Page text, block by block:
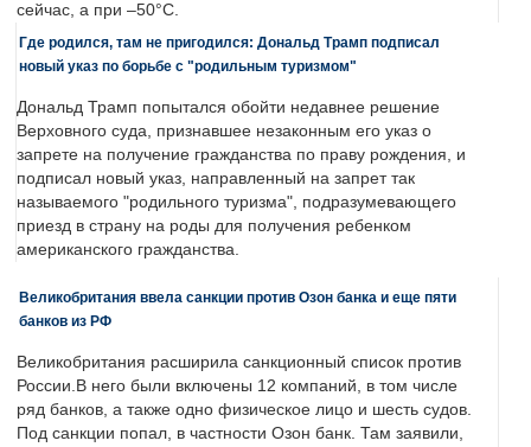
сейчас, а при –50°C.
Где родился, там не пригодился: Дональд Трамп подписал
новый указ по борьбе с "родильным туризмом"
Дональд Трамп попытался обойти недавнее решение
Верховного суда, признавшее незаконным его указ о
запрете на получение гражданства по праву рождения, и
подписал новый указ, направленный на запрет так
называемого "родильного туризма", подразумевающего
приезд в страну на роды для получения ребенком
американского гражданства.
Великобритания ввела санкции против Озон банка и еще пяти
банков из РФ
Великобритания расширила санкционный список против
России.В него были включены 12 компаний, в том числе
ряд банков, а также одно физическое лицо и шесть судов.
Под санкции попал, в частности Озон банк. Там заявили,